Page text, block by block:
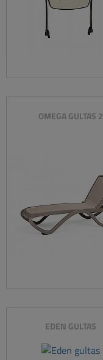
OMEGA GULTAS 2
EDEN GULTAS